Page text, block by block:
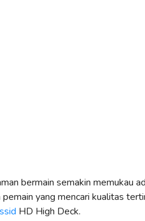
bermain semakin memukau
yang mencari kualitas
HD High Deck.